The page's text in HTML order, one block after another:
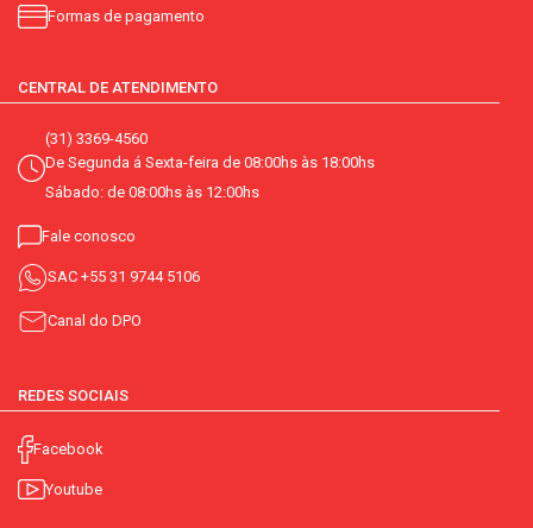
Formas de pagamento
CENTRAL DE ATENDIMENTO
(31) 3369-4560
De Segunda á Sexta-feira de 08:00hs às 18:00hs
Sábado: de 08:00hs às 12:00hs
Fale conosco
SAC +55 31 9744 5106
Canal do DPO
REDES SOCIAIS
Facebook
Youtube